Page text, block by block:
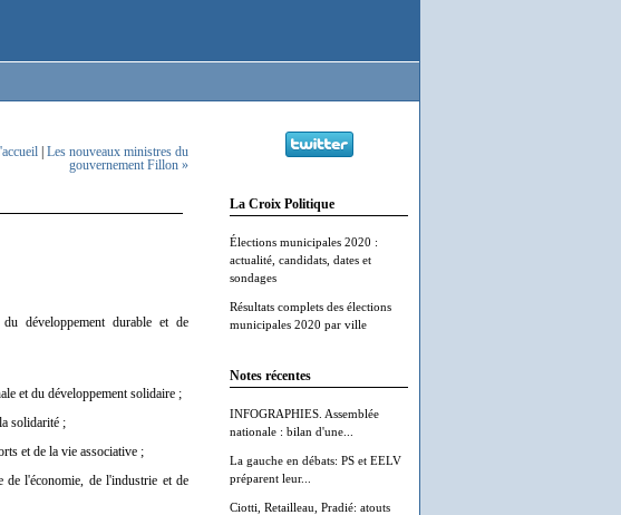
La Croix Politique
Élections municipales 2020 :
actualité, candidats, dates et
sondages
Résultats complets des élections
municipales 2020 par ville
Notes récentes
INFOGRAPHIES. Assemblée
nationale : bilan d'une...
La gauche en débats: PS et EELV
préparent leur...
Ciotti, Retailleau, Pradié: atouts
Les nouveaux ministres du
gouvernement Fillon »
développement durable et de
et du développement solidaire ;
solidarité ;
et de la vie associative ;
l'économie, de l'industrie et de